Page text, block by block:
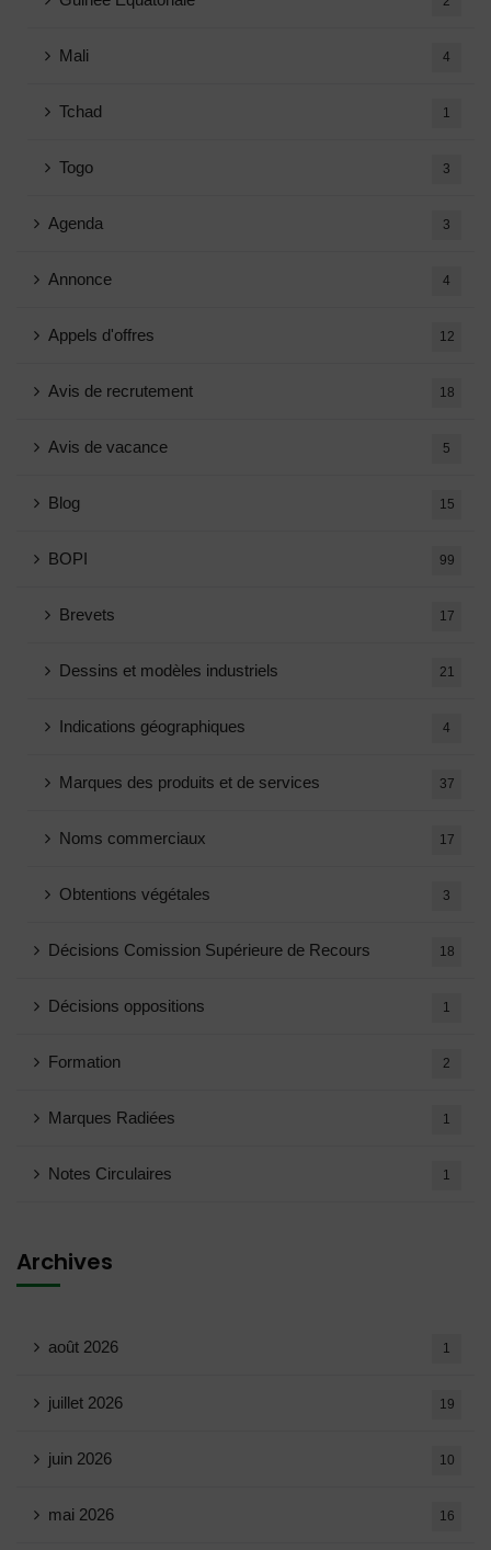
Mali 4
Tchad 1
Togo 3
Agenda 3
Annonce 4
Appels d'offres 12
Avis de recrutement 18
Avis de vacance 5
Blog 15
BOPI 99
Brevets 17
Dessins et modèles industriels 21
Indications géographiques 4
Marques des produits et de services 37
Noms commerciaux 17
Obtentions végétales 3
Décisions Comission Supérieure de Recours 18
Décisions oppositions 1
Formation 2
Marques Radiées 1
Notes Circulaires 1
Archives
août 2026 1
juillet 2026 19
juin 2026 10
mai 2026 16